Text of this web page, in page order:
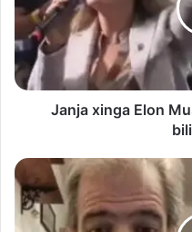
e
recebe
resposta
do
bilionário
Janja xinga Elon
Ex-
ator
de
novelas